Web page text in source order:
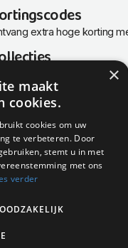
extra hoge korting
en populaire collecties
×
maakt
cookies.
cookies om uw
te verbeteren. Door
stemt u in met
met ons
verder